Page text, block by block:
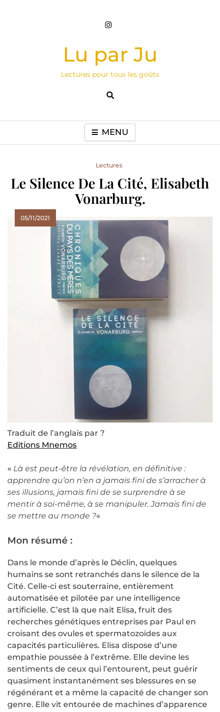
Lu par Ju
Lectures pour tous les goûts
MENU
Lectures
Le Silence De La Cité, Elisabeth
Vonarburg.
05/11/2021
Traduit de l’anglais par ?
Editions Mnemos
« Là est peut-être la révélation, en définitive :
apprendre qu’on n’en a jamais fini de s’arracher à
ses illusions, jamais fini de se surprendre à se
mentir à soi-même, à se manipuler. Jamais fini de
se mettre au monde ?«
Mon résumé :
Dans le monde d’après le Déclin, quelques
humains se sont retranchés dans le silence de la
Cité. Celle-ci est souterraine, entièrement
automatisée et pilotée par une intelligence
artificielle. C’est là que nait Elisa, fruit des
recherches génétiques entreprises par Paul en
croisant des ovules et spermatozoïdes aux
capacités particulières. Elisa dispose d’une
empathie poussée à l’extrême. Elle devine les
sentiments de ceux qui l’entourent, peut guérir
quasiment instantanément ses blessures en se
régénérant et a même la capacité de changer son
genre. Elle vit entourée de machines d’apparence